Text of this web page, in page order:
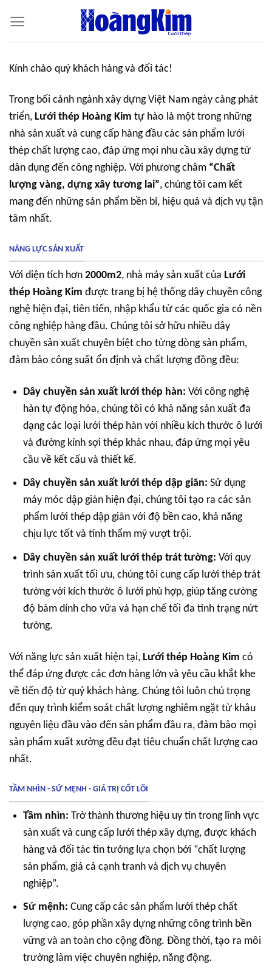
qua
nội
Kính chào quý khách hàng và đối tác!
Trong bối cảnh ngành xây dựng Việt Nam ngày càng phát
triển, Lưới thép Hoàng Kim tự hào là một trong những
nhà sản xuất và cung cấp hàng đầu các sản phẩm lưới
thép chất lượng cao, đáp ứng mọi nhu cầu xây dựng từ
dân dụng đến công nghiệp. Với phương châm “Chất
lượng vàng, dựng xây tương lai”, chúng tôi cam kết
mang đến những sản phẩm bền bỉ, hiệu quả và dịch vụ tận
tâm nhất.
NĂNG LỰC SẢN XUẤT
Với diện tích hơn 2000m2, nhà máy sản xuất của Lưới
thép Hoàng Kim được trang bị hệ thống dây chuyền công
nghệ hiện đại, tiên tiến, nhập khẩu từ các quốc gia có nền
công nghiệp hàng đầu. Chúng tôi sở hữu nhiều dây
chuyền sản xuất chuyên biệt cho từng dòng sản phẩm,
đảm bảo công suất ổn định và chất lượng đồng đều:
Dây chuyền sản xuất lưới thép hàn: Với công nghệ
hàn tự động hóa, chúng tôi có khả năng sản xuất đa
dạng các loại lưới thép hàn với nhiều kích thước ô lưới
và đường kính sợi thép khác nhau, đáp ứng mọi yêu
cầu về kết cấu và thiết kế.
Dây chuyền sản xuất lưới thép dập giãn: Sử dụng
máy móc dập giãn hiện đại, chúng tôi tạo ra các sản
phẩm lưới thép dập giãn với độ bền cao, khả năng
chịu lực tốt và tính thẩm mỹ vượt trội.
Dây chuyền sản xuất lưới thép trát tường: Với quy
trình sản xuất tối ưu, chúng tôi cung cấp lưới thép trát
tường với kích thước ô lưới phù hợp, giúp tăng cường
độ bám dính cho vữa và hạn chế tối đa tình trạng nứt
tường.
Với năng lực sản xuất hiện tại, Lưới thép Hoàng Kim có
thể đáp ứng được các đơn hàng lớn và yêu cầu khắt khe
về tiến độ từ quý khách hàng. Chúng tôi luôn chú trọng
đến quy trình kiểm soát chất lượng nghiêm ngặt từ khâu
nguyên liệu đầu vào đến sản phẩm đầu ra, đảm bảo mọi
sản phẩm xuất xưởng đều đạt tiêu chuẩn chất lượng cao
nhất.
TẦM NHÌN - SỨ MỆNH - GIÁ TRỊ CỐT LÕI
Tầm nhìn: Trở thành thương hiệu uy tín trong lĩnh vực
sản xuất và cung cấp lưới thép xây dựng, được khách
hàng và đối tác tin tưởng lựa chọn bởi “chất lượng
sản phẩm, giá cả cạnh tranh và dịch vụ chuyên
nghiệp”.
Sứ mệnh: Cung cấp các sản phẩm lưới thép chất
lượng cao, góp phần xây dựng những công trình bền
vững và an toàn cho cộng đồng. Đồng thời, tạo ra môi
trường làm việc chuyên nghiệp, năng động.